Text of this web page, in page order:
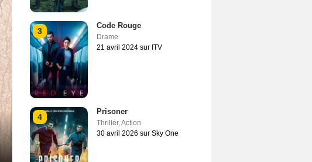
3
Code Rouge
Drame
21 avril 2024 sur ITV
4
Prisoner
Thriller,Action
30 avril 2026 sur Sky One